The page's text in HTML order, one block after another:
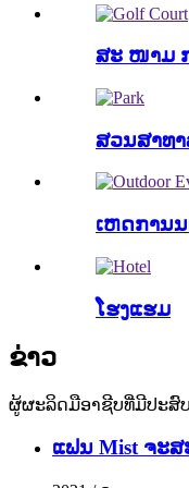
ສະ ໜາມ
ສວນສາທ
ເຫດການ
ໂຮງແຮມ
ຂ່າວ
ຜູ້ຜະລິດມືອາຊີບທີ່ມີປະສົ
ແຟນ Mist ຈະ